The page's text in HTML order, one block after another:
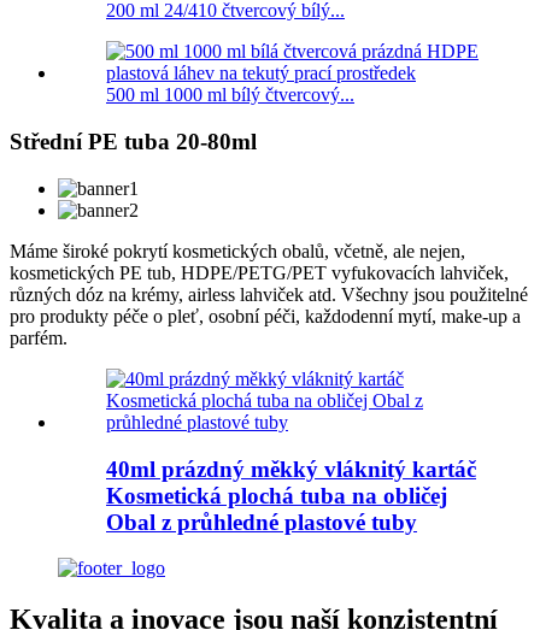
200 ml 24/410 čtvercový bílý...
500 ml 1000 ml bílý čtvercový...
Střední PE tuba 20-80ml
Máme široké pokrytí kosmetických obalů, včetně, ale nejen,
kosmetických PE tub, HDPE/PETG/PET vyfukovacích lahviček,
různých dóz na krémy, airless lahviček atd. Všechny jsou použitelné
pro produkty péče o pleť, osobní péči, každodenní mytí, make-up a
parfém.
40ml prázdný měkký vláknitý kartáč
Kosmetická plochá tuba na obličej
Obal z průhledné plastové tuby
Kvalita a inovace jsou naší konzistentní